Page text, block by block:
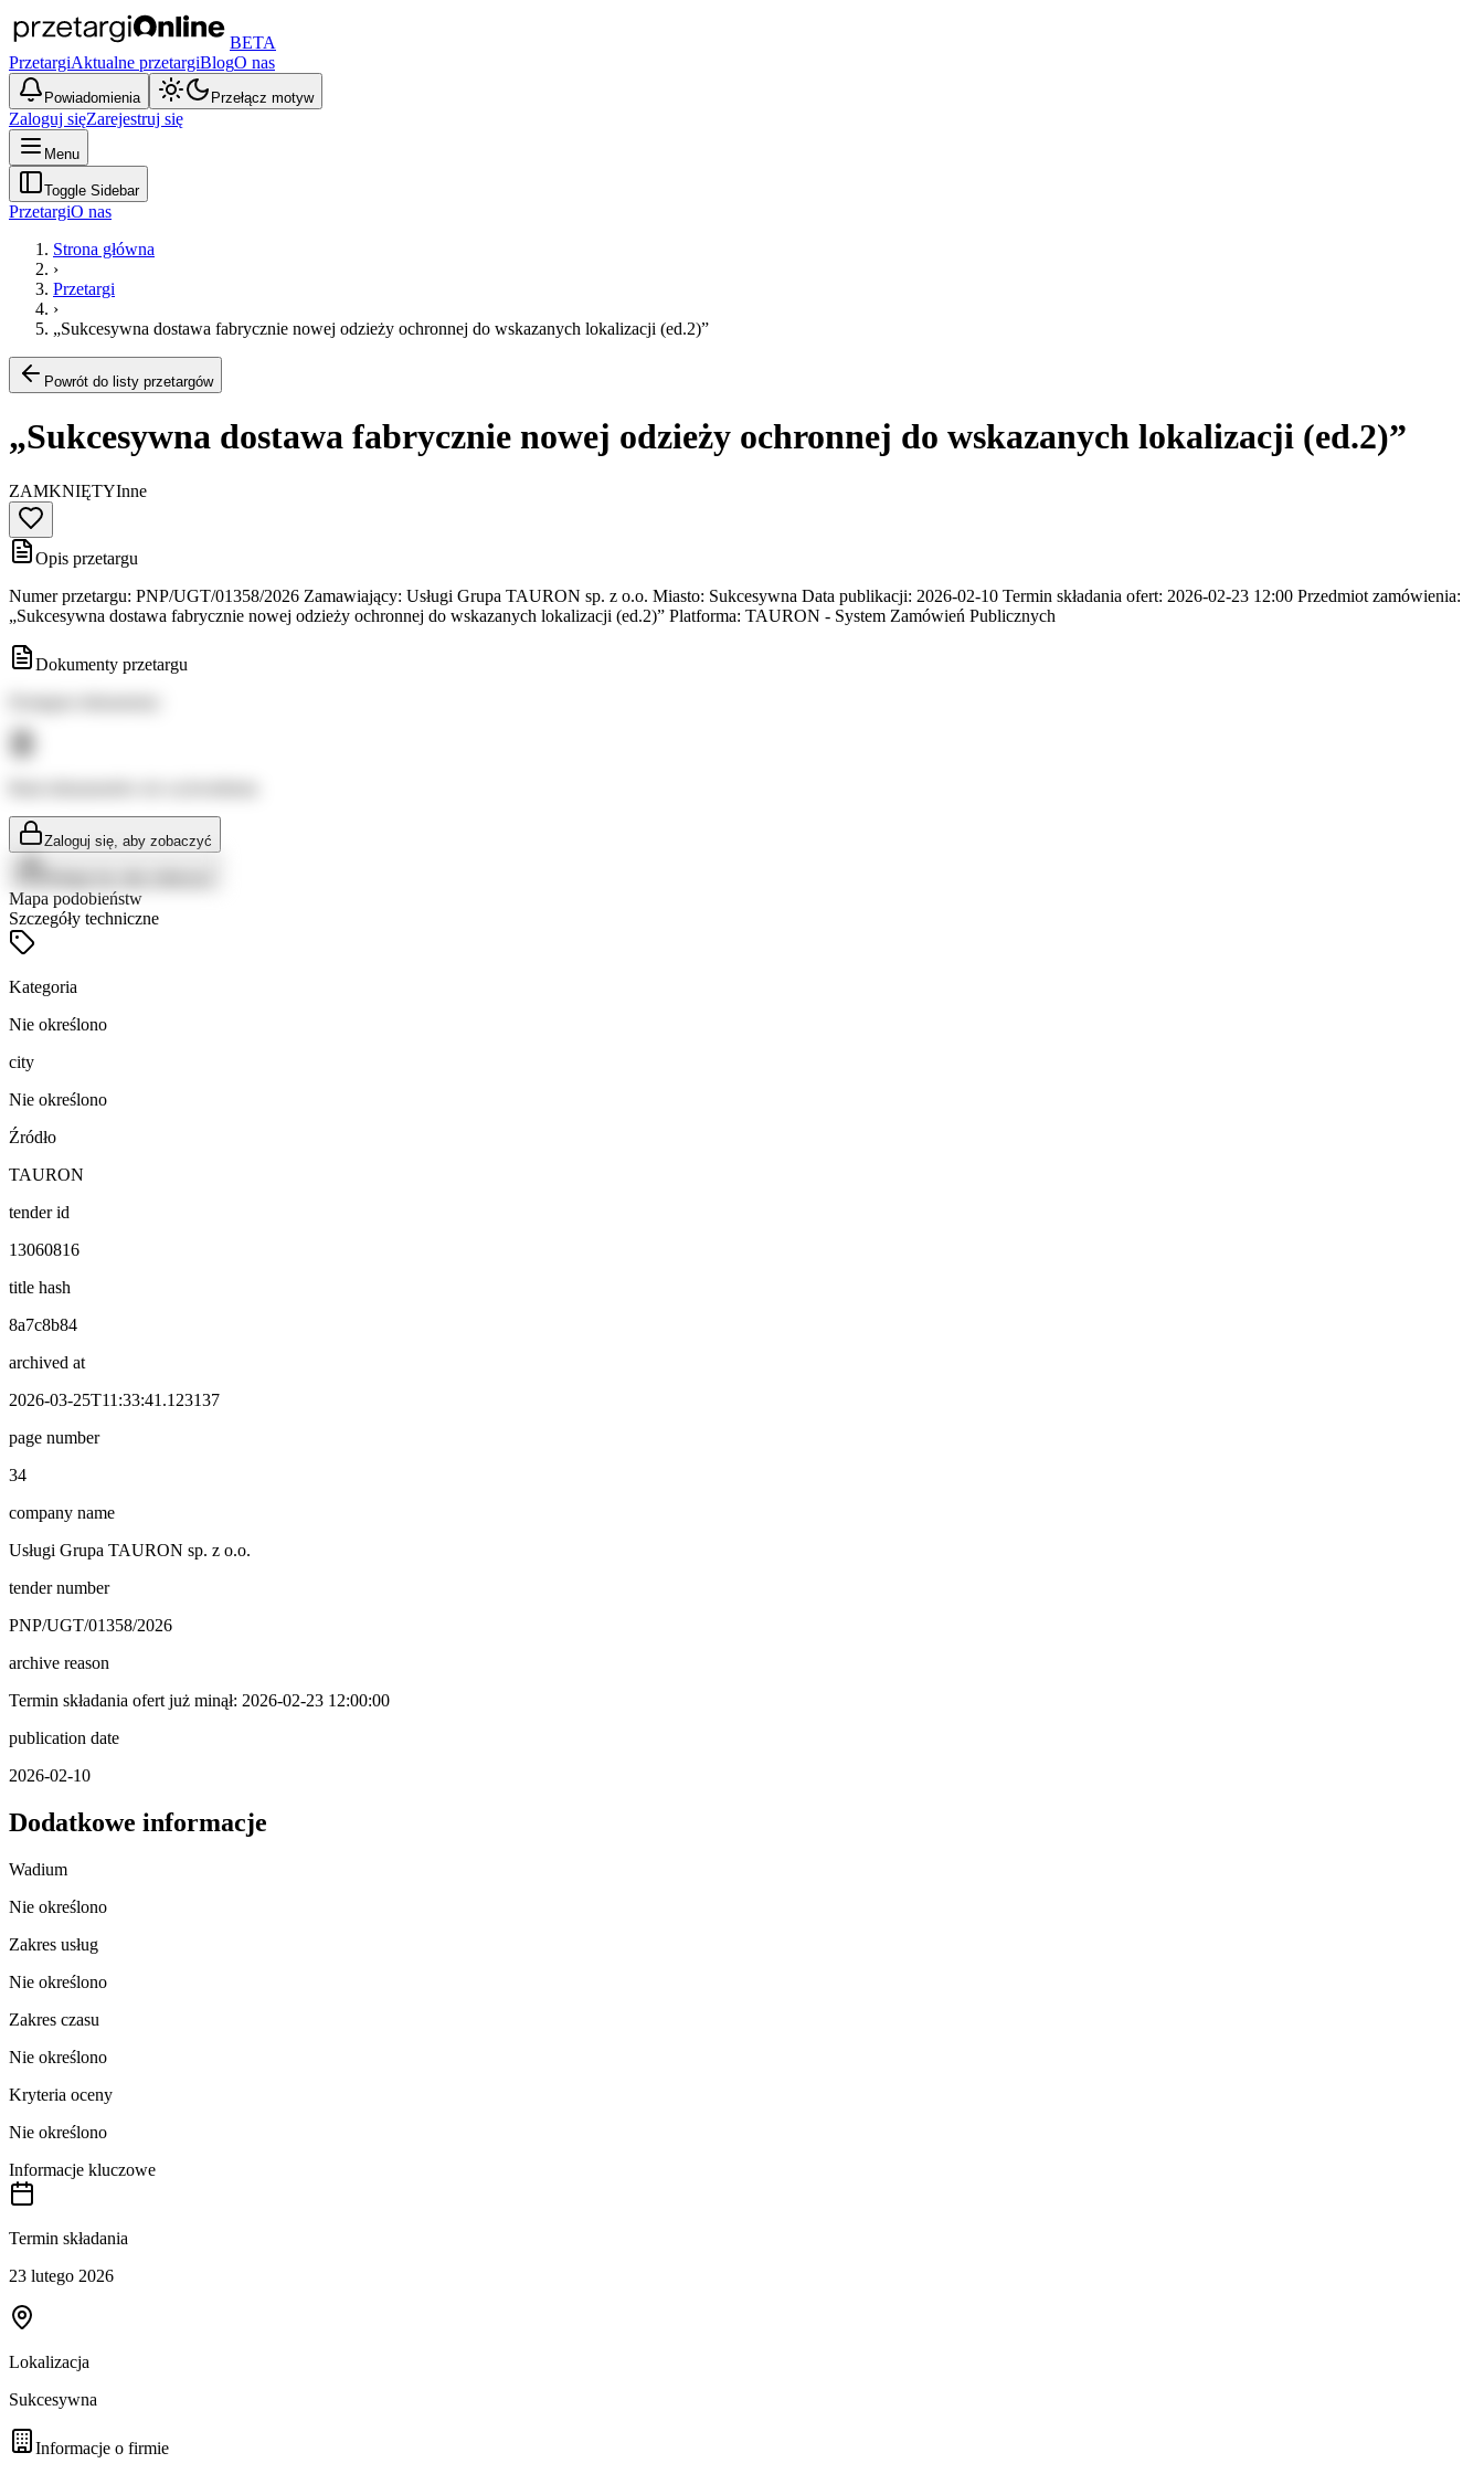
BETA
PrzetargiAktualne przetargiBlogO nas
Powiadomienia Przełącz motyw
Zaloguj sięZarejestruj się
Menu
Toggle Sidebar
PrzetargiO nas
Strona główna
›
Przetargi
›
„Sukcesywna dostawa fabrycznie nowej odzieży ochronnej do wskazanych lokalizacji (ed.2)”
Powrót do listy przetargów
„Sukcesywna dostawa fabrycznie nowej odzieży ochronnej do wskazanych lokalizacji (ed.2)”
ZAMKNIĘTYInne
Opis przetargu
Numer przetargu: PNP/UGT/01358/2026 Zamawiający: Usługi Grupa TAURON sp. z o.o. Miasto: Sukcesywna Data publikacji: 2026-02-10 Termin składania ofert: 2026-02-23 12:00 Przedmiot zamówienia:
„Sukcesywna dostawa fabrycznie nowej odzieży ochronnej do wskazanych lokalizacji (ed.2)” Platforma: TAURON - System Zamówień Publicznych
Dokumenty przetargu
Zaloguj się, aby zobaczyć
Mapa podobieństw
Szczegóły techniczne
Kategoria
Nie określono
city
Nie określono
Źródło
TAURON
tender id
13060816
title hash
8a7c8b84
archived at
2026-03-25T11:33:41.123137
page number
34
company name
Usługi Grupa TAURON sp. z o.o.
tender number
PNP/UGT/01358/2026
archive reason
Termin składania ofert już minął: 2026-02-23 12:00:00
publication date
2026-02-10
Dodatkowe informacje
Wadium
Nie określono
Zakres usług
Nie określono
Zakres czasu
Nie określono
Kryteria oceny
Nie określono
Informacje kluczowe
Termin składania
23 lutego 2026
Lokalizacja
Sukcesywna
Informacje o firmie